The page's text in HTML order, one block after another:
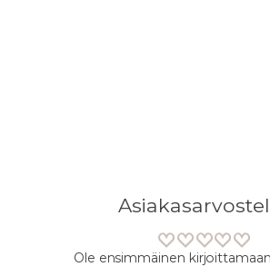
Ole ensimmäinen